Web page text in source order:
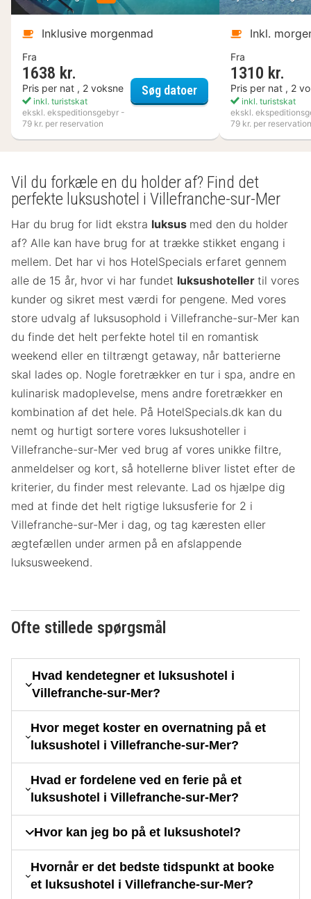
Inklusive morgenmad
Fra
1638 kr.
Pris per nat , 2 voksne
inkl. turistskat
ekskl. ekspeditionsgebyr -
79 kr. per reservation
Søg datoerKosta Boda Art Hotel
Inkl.
Fra
1310 kr.
Pris per nat , 2
inkl. turistskat
ekskl.
79 kr. per reservation
Vil du forkæle en du holder af? Find det
perfekte luksushotel i Villefranche-sur-Mer
Har du brug for lidt ekstra luksus med den du holder
af? Alle kan have brug for at trække stikket engang i
mellem. Det har vi hos HotelSpecials erfaret gennem
alle de 15 år, hvor vi har fundet luksushoteller til vores
kunder og sikret mest værdi for pengene. Med vores
store udvalg af luksusophold i Villefranche-sur-Mer kan
du finde det helt perfekte hotel til en romantisk
weekend eller en tiltrængt getaway, når batterierne
skal lades op. Nogle foretrækker en tur i spa, andre en
kulinarisk madoplevelse, mens andre foretrækker en
kombination af det hele. På HotelSpecials.dk kan du
nemt og hurtigt sortere vores luksushoteller i
Villefranche-sur-Mer ved brug af vores unikke filtre,
anmeldelser og kort, så hotellerne bliver listet efter de
kriterier, du finder mest relevante. Lad os hjælpe dig
med at finde det helt rigtige luksusferie for 2 i
Villefranche-sur-Mer i dag, og tag kæresten eller
ægtefællen under armen på en afslappende
luksusweekend.
Ofte stillede spørgsmål
Hvad kendetegner et luksushotel i
Villefranche-sur-Mer?
Hvor meget koster en overnatning på et
luksushotel i Villefranche-sur-Mer?
Hvad er fordelene ved en ferie på et
luksushotel i Villefranche-sur-Mer?
Hvor kan jeg bo på et luksushotel?
Hvornår er det bedste tidspunkt at booke
et luksushotel i Villefranche-sur-Mer?